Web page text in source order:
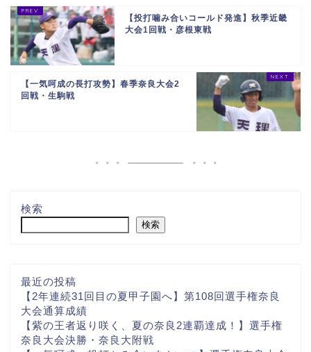
【投打噛み合いコールド発進】秋季近畿
大会1回戦・彦根東戦
【一気呵成の長打攻勢】春季奈良大会2
回戦・生駒戦
検索
検索
最近の投稿
【2年連続31回目の夏甲子園へ】第108回選手権奈良
大会通算成績
【紫の王者返り咲く、夏の奈良2連覇達成！】選手権
奈良大会決勝・奈良大附戦